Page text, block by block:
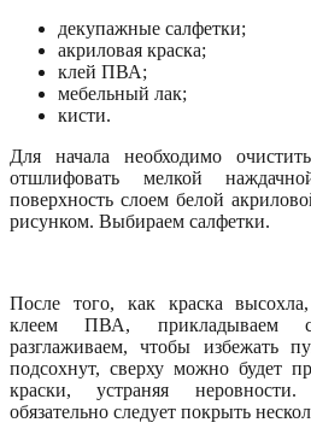
декупажные салфетки;
акриловая краска;
клей ПВА;
мебельный лак;
кисти.
Для начала необходимо
отшлифовать мелкой
поверхность слоем белой
рисунком. Выбираем салфетки.
После того, как краска
клеем ПВА, прикладываем
разглаживаем, чтобы избежать
подсохнут, сверху можно будет
краски, устраняя
обязательно следует покрыть